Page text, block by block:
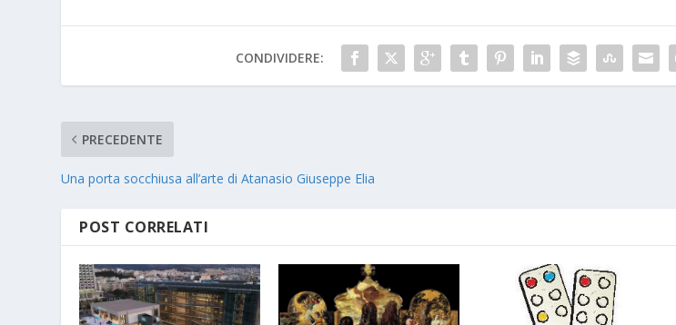
CONDIVIDERE:
PRECEDENTE
Una porta socchiusa all’arte di Atanasio Giuseppe Elia
POST CORRELATI